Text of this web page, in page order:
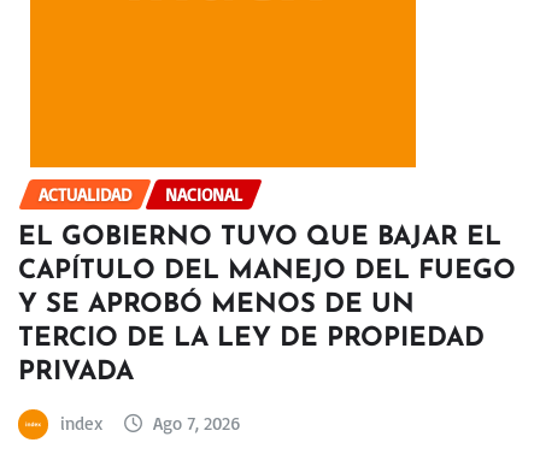
ACTUALIDAD NACIONAL
EL GOBIERNO TUVO QUE BAJAR EL
CAPÍTULO DEL MANEJO DEL FUEGO
Y SE APROBÓ MENOS DE UN
TERCIO DE LA LEY DE PROPIEDAD
PRIVADA
index Ago 7, 2026